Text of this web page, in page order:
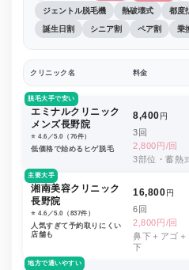
ジェントル脱毛機 熱破壊式 都度
誕生日割 シニア割 ペア割 乗
クリニック名 料金
脱毛大手で安い
エミナルクリニック
メンズ長野院
⭐️ 4.6／5.0（76件）
低価格で始めるヒゲ脱毛
8,400円
3回
2,800円/回
3部位・蓄熱
主要大手
湘南美容クリニック
長野院
⭐️ 4.6／5.0（837件）
人気すぎて予約取りにくい
店舗も
16,800円
6回
2,800円/回
鼻下＋アゴ
下
地方で通いやすい